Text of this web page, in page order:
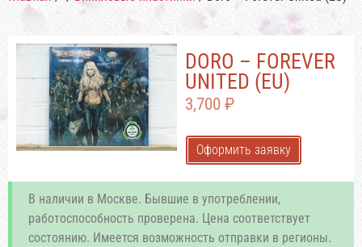
DORO – FOREVER
UNITED (EU)
3,700 ₽
Оформить заявку
В наличии в Москве. Бывшие в употреблении,
работоспособность проверена. Цена соответствует
состоянию. Имеется возможность отправки в регионы.